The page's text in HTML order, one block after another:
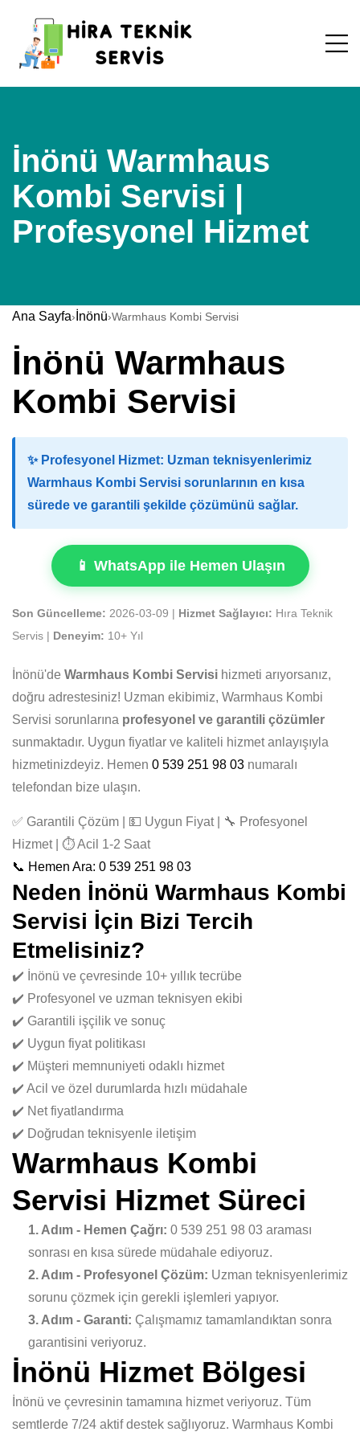
İnönü Warmhaus
Kombi Servisi |
Profesyonel Hizmet
Ana Sayfa› İnönü›Warmhaus Kombi Servisi
İnönü Warmhaus
Kombi Servisi
✨ Profesyonel Hizmet: Uzman teknisyenlerimiz
Warmhaus Kombi Servisi sorunlarının en kısa
sürede ve garantili şekilde çözümünü sağlar.
📱 WhatsApp ile Hemen Ulaşın
Son Güncelleme: 2026-03-09 | Hizmet Sağlayıcı: Hıra Teknik
Servis |
Deneyim: 10+ Yıl
İnönü'de Warmhaus Kombi Servisi hizmeti arıyorsanız,
doğru adrestesiniz! Uzman ekibimiz, Warmhaus Kombi
Servisi sorunlarına profesyonel ve garantili çözümler
sunmaktadır. Uygun fiyatlar ve kaliteli hizmet anlayışıyla
hizmetinizdeyiz. Hemen 0 539 251 98 03 numaralı
telefondan bize ulaşın.
✅ Garantili Çözüm | 💵 Uygun Fiyat | 🔧 Profesyonel
Hizmet | ⏱️ Acil 1-2 Saat
📞 Hemen Ara: 0 539 251 98 03
Neden İnönü Warmhaus Kombi
Servisi İçin Bizi Tercih
Etmelisiniz?
✔️ İnönü ve çevresinde 10+ yıllık tecrübe
✔️ Profesyonel ve uzman teknisyen ekibi
✔️ Garantili işçilik ve sonuç
✔️ Uygun fiyat politikası
✔️ Müşteri memnuniyeti odaklı hizmet
✔️ Acil ve özel durumlarda hızlı müdahale
✔️ Net fiyatlandırma
✔️ Doğrudan teknisyenle iletişim
Warmhaus Kombi
Servisi Hizmet Süreci
1. Adım - Hemen Çağrı: 0 539 251 98 03 araması
sonrası en kısa sürede müdahale ediyoruz.
2. Adım - Profesyonel Çözüm: Uzman teknisyenlerimiz
sorunu çözmek için gerekli işlemleri yapıyor.
3. Adım - Garanti: Çalışmamız tamamlandıktan sonra
garantisini veriyoruz.
İnönü Hizmet Bölgesi
İnönü ve çevresinin tamamına hizmet veriyoruz. Tüm
semtlerde 7/24 aktif destek sağlıyoruz. Warmhaus Kombi